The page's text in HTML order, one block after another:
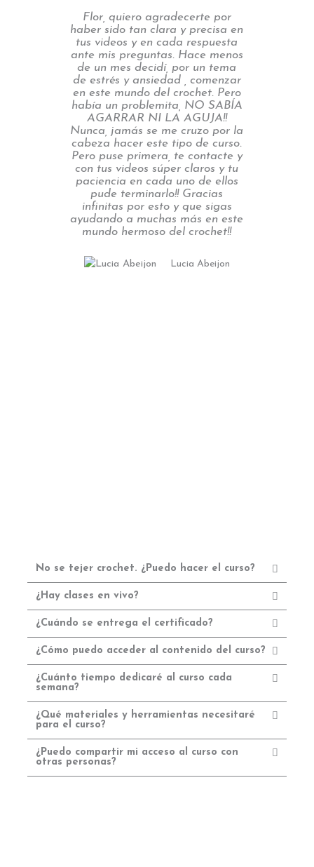
Flor, quiero agradecerte por
haber sido tan clara y precisa en
tus videos y en cada respuesta
ante mis preguntas. Hace menos
de un mes decidí, por un tema
de estrés y ansiedad , comenzar
en este mundo del crochet. Pero
había un problemita, NO SABÍA
AGARRAR NI LA AGUJA!!
Nunca, jamás se me cruzo por la
cabeza hacer este tipo de curso.
Pero puse primera, te contacte y
con tus videos súper claros y tu
paciencia en cada uno de ellos
pude terminarlo!! Gracias
infinitas por esto y que sigas
ayudando a muchas más en este
mundo hermoso del crochet!!
Lucia Abeijon
No se tejer crochet. ¿Puedo hacer el curso?
¿Hay clases en vivo?
¿Cuándo se entrega el certificado?
¿Cómo puedo acceder al contenido del curso?
¿Cuánto tiempo dedicaré al curso cada
semana?
¿Qué materiales y herramientas necesitaré
para el curso?
¿Puedo compartir mi acceso al curso con
otras personas?